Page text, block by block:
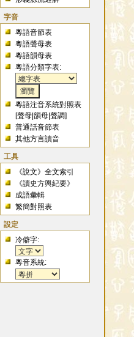
字音
粵語音節表
粵語聲母表
粵語韻母表
粵語分類字表:
粵語注音系統對照表
[聲母 |韻母 |聲調]
普通話音節表
其他方言讀音
工具
《說文》全文索引
《讀史方輿紀要》
成語彙輯
繁簡對照表
設定
冷僻字:
粵音系統: